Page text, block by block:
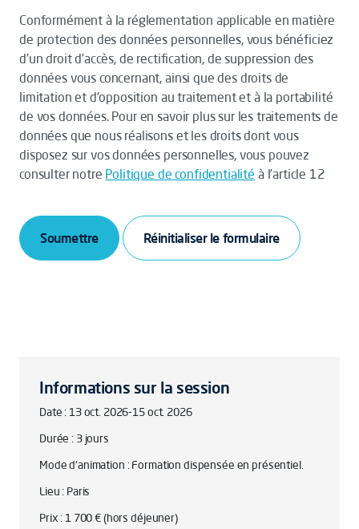
Conformément à la réglementation applicable en matière
de protection des données personnelles, vous bénéficiez
d’un droit d’accès, de rectification, de suppression des
données vous concernant, ainsi que des droits de
limitation et d’opposition au traitement et à la portabilité
de vos données. Pour en savoir plus sur les traitements de
données que nous réalisons et les droits dont vous
disposez sur vos données personnelles, vous pouvez
consulter notre Politique de confidentialité à l’article 12
Soumettre
Informations sur la session
Date : 13 oct. 2026-15 oct. 2026
Durée : 3 jours
Mode d'animation : Formation dispensée en présentiel.
Lieu : Paris
Prix : 1 700 € (hors déjeuner)